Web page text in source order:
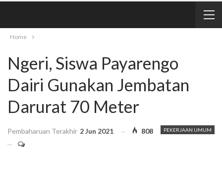
Home
Ngeri, Siswa Payarengo
Dairi Gunakan Jembatan
Darurat 70 Meter
PEKERJAAN UMUM
Pembaharuan Terakhir 2 Jun 2021 808